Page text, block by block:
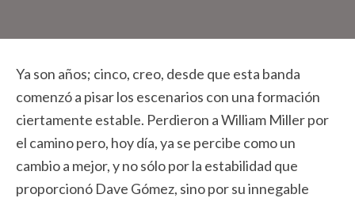
Ya son años; cinco, creo, desde que esta banda
comenzó a pisar los escenarios con una formación
ciertamente estable. Perdieron a William Miller por
el camino pero, hoy día, ya se percibe como un
cambio a mejor, y no sólo por la estabilidad que
proporcionó Dave Gómez, sino por su innegable